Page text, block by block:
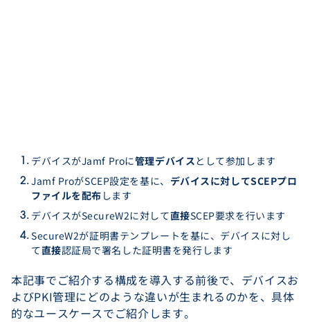
デバイスがJamf Proに管理デバイスとして参加します
Jamf ProがSCEP設定を基に、 デバイスに対してSCEPプロ
ファイルを配布 します
デバイスがSecureW2に対して直接SCEP要求を行います
SecureW2が証明書テンプレートを基に、デバイスに対し
て直接認証局で署名した証明書を発行します
本記事でご紹介する構成を導入する前後で、デバイスお
よびPKI管理にどのような違いが生まれるのかを、具体
的なユースケースでご紹介します。